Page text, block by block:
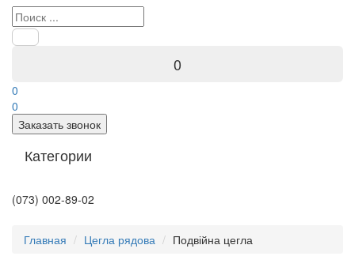
0
0
0
Заказать звонок
Категории
(073) 002-89-02
Главная Цегла рядова Подвійна цегла